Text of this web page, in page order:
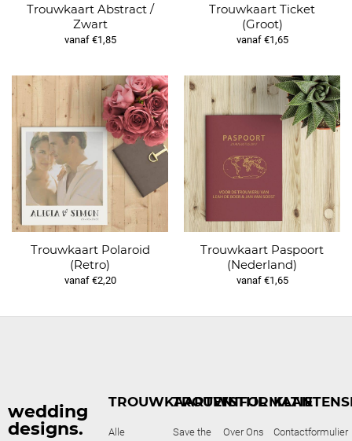
Trouwkaart Abstract /
Zwart
vanaf €1,85
Trouwkaart Ticket
(Groot)
vanaf €1,65
Trouwkaart Polaroid
(Retro)
vanaf €2,20
Trouwkaart Paspoort
(Nederland)
vanaf €1,65
wedding
designs.
TROUWKAARTEN
Alle
TROUWSTIJL
Save the
INFORMATIE
Over Ons
Contactformulier